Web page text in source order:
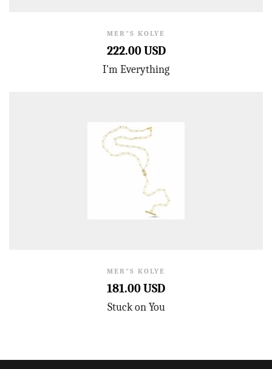
MER"S KOLYE
222.00 USD
I'm Everything
MER"S KOLYE
181.00 USD
Stuck on You